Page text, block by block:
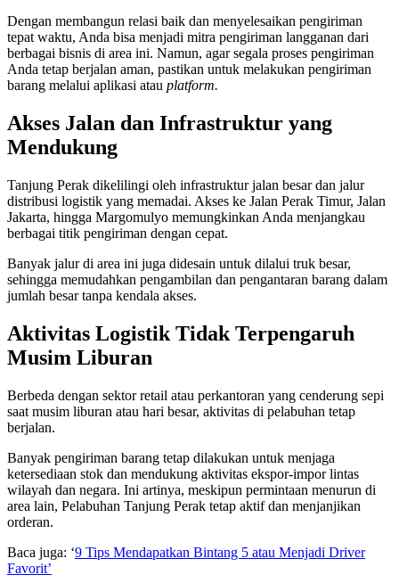
Dengan membangun relasi baik dan menyelesaikan pengiriman
tepat waktu, Anda bisa menjadi mitra pengiriman langganan dari
berbagai bisnis di area ini. Namun, agar segala proses pengiriman
Anda tetap berjalan aman, pastikan untuk melakukan pengiriman
barang melalui aplikasi atau platform.
Akses Jalan dan Infrastruktur yang
Mendukung
Tanjung Perak dikelilingi oleh infrastruktur jalan besar dan jalur
distribusi logistik yang memadai. Akses ke Jalan Perak Timur, Jalan
Jakarta, hingga Margomulyo memungkinkan Anda menjangkau
berbagai titik pengiriman dengan cepat.
Banyak jalur di area ini juga didesain untuk dilalui truk besar,
sehingga memudahkan pengambilan dan pengantaran barang dalam
jumlah besar tanpa kendala akses.
Aktivitas Logistik Tidak Terpengaruh
Musim Liburan
Berbeda dengan sektor retail atau perkantoran yang cenderung sepi
saat musim liburan atau hari besar, aktivitas di pelabuhan tetap
berjalan.
Banyak pengiriman barang tetap dilakukan untuk menjaga
ketersediaan stok dan mendukung aktivitas ekspor-impor lintas
wilayah dan negara. Ini artinya, meskipun permintaan menurun di
area lain, Pelabuhan Tanjung Perak tetap aktif dan menjanjikan
orderan.
Baca juga: ‘9 Tips Mendapatkan Bintang 5 atau Menjadi Driver
Favorit’